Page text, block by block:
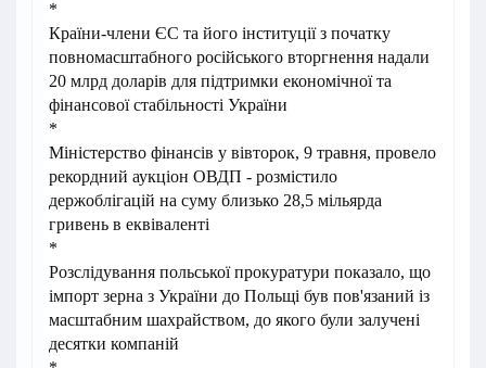
*
Країни-члени ЄС та його інституції з початку
повномасштабного російського вторгнення надали
20 млрд доларів для підтримки економічної та
фінансової стабільності України
*
Міністерство фінансів у вівторок, 9 травня, провело
рекордний аукціон ОВДП - розмістило
держоблігацій на суму близько 28,5 мільярда
гривень в еквіваленті
*
Розслідування польської прокуратури показало, що
імпорт зерна з України до Польщі був пов'язаний із
масштабним шахрайством, до якого були залучені
десятки компаній